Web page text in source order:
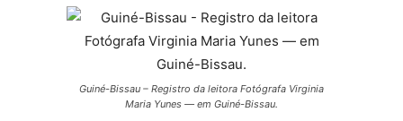
Guiné-Bissau – Registro da leitora Fotógrafa Virginia
Maria Yunes — em Guiné-Bissau.